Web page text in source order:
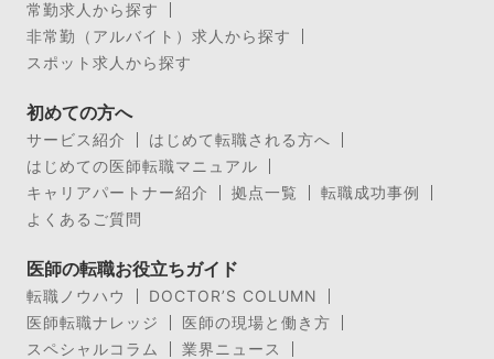
常勤求人から探す
非常勤（アルバイト）求人から探す
スポット求人から探す
初めての方へ
サービス紹介
はじめて転職される方へ
はじめての医師転職マニュアル
キャリアパートナー紹介
拠点一覧
転職成功事例
よくあるご質問
医師の転職お役立ちガイド
転職ノウハウ
DOCTOR’S COLUMN
医師転職ナレッジ
医師の現場と働き方
スペシャルコラム
業界ニュース